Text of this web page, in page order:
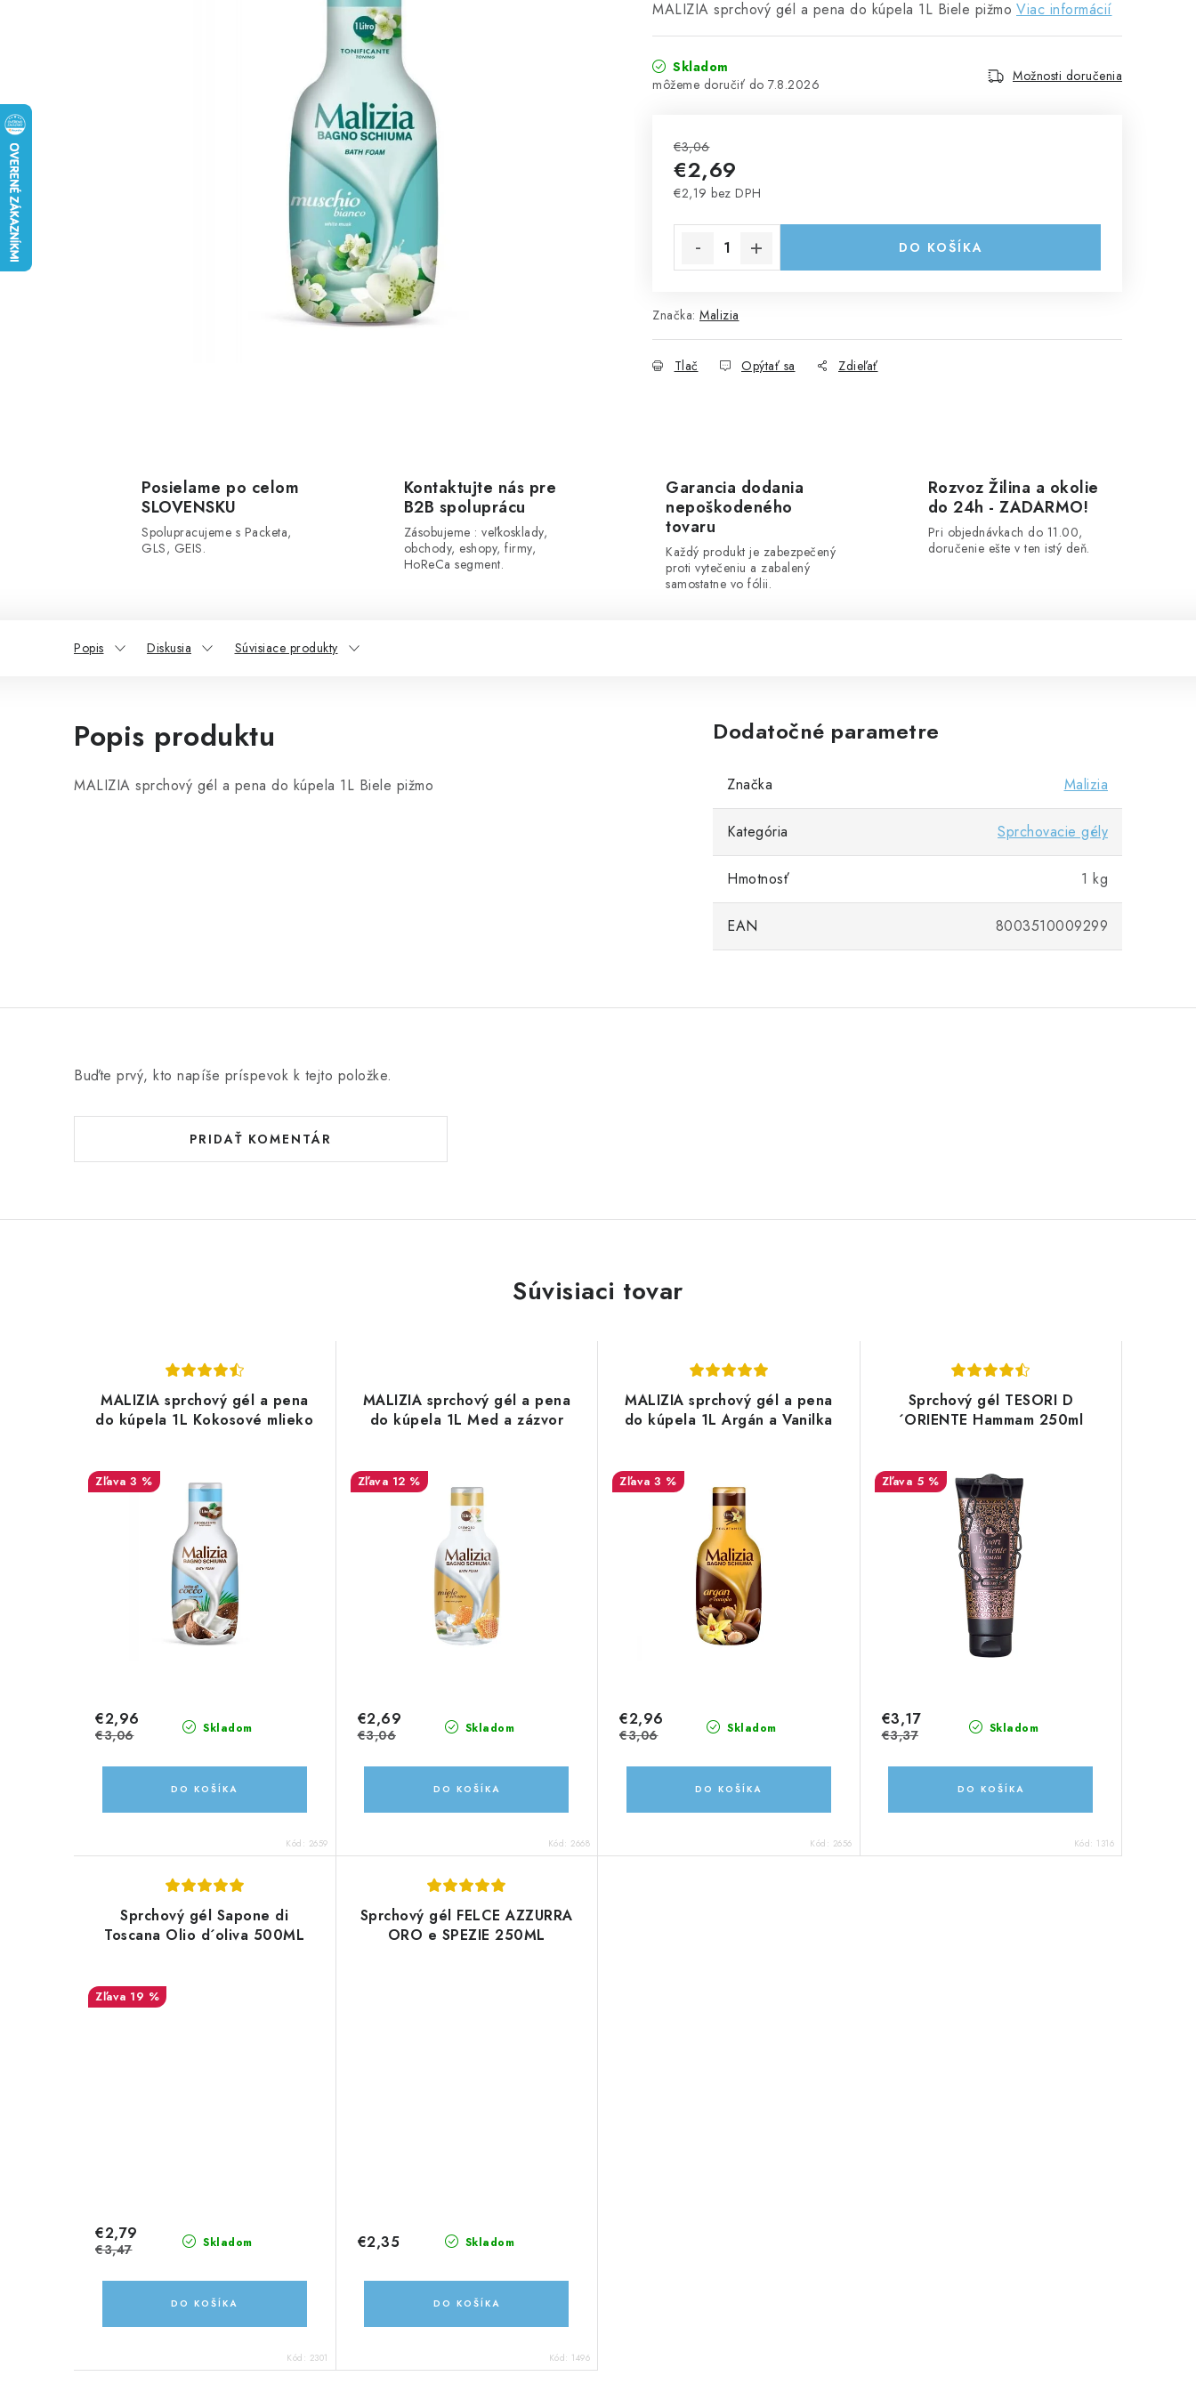
MALIZIA sprchový gél a pena do kúpela 1L Biele pižmo Viac informácií
Skladom
7.8.2026
Možnosti doručenia
€3,06
€2,69
€2,19 bez DPH
DO KOŠÍKA
Značka: Malizia
Tlač Opýtať sa Zdieľať
Posielame po celom
SLOVENSKU
Spolupracujeme s Packeta,
GLS, GEIS.
Kontaktujte nás pre
B2B spoluprácu
Zásobujeme : veľkosklady,
obchody, eshopy, firmy,
HoReCa segment.
Garancia dodania
nepoškodeného
tovaru
Každý produkt je zabezpečený
proti vytečeniu a zabalený
samostatne vo fólii.
Rozvoz Žilina a okolie
do 24h - ZADARMO!
Pri objednávkach do 11.00,
doručenie ešte v ten istý deň.
Popis Diskusia Súvisiace produkty
Popis produktu
MALIZIA sprchový gél a pena do kúpela 1L Biele pižmo
Dodatočné parametre
Značka Malizia
Kategória Sprchovacie gély
Hmotnosť 1 kg
EAN 8003510009299
Buďte prvý, kto napíše príspevok k tejto položke.
PRIDAŤ KOMENTÁR
Súvisiaci tovar
MALIZIA sprchový gél a pena
do kúpela 1L Kokosové mlieko
3 %
Skladom
€2,96
€3,06
DO KOŠÍKA
Kód: 2659
MALIZIA sprchový gél a pena
do kúpela 1L Med a zázvor
12 %
Skladom
€2,69
€3,06
DO KOŠÍKA
Kód: 2668
MALIZIA sprchový gél a pena
do kúpela 1L Argán a Vanilka
3 %
Skladom
€2,96
€3,06
DO KOŠÍKA
Kód: 2656
Sprchový gél TESORI D
´ORIENTE Hammam 250ml
5 %
Skladom
€3,17
€3,37
DO KOŠÍKA
Kód: 1316
Sprchový gél Sapone di
Toscana Olio d´oliva 500ML
19 %
Skladom
€2,79
€3,47
DO KOŠÍKA
Kód: 2301
Sprchový gél FELCE AZZURRA
ORO e SPEZIE 250ML
Skladom
€2,35
DO KOŠÍKA
Kód: 1496